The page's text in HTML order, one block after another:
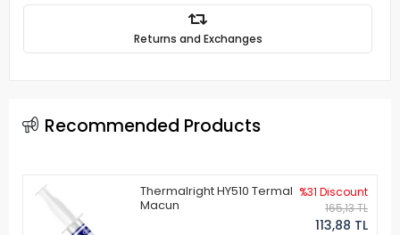
Returns and Exchanges
Recommended Products
Thermalright HY510 Termal
Macun
%31 Discount
165,13 TL
113,88 TL